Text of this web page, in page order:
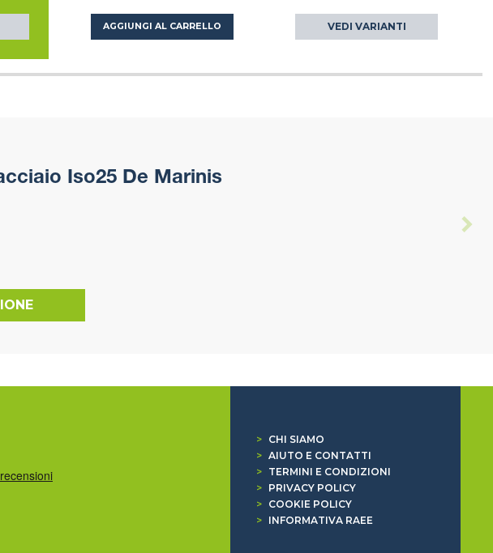
AGGIUNGI AL CARRELLO VEDI VARIANTI
Iso25 De Marinis
>
CHI SIAMO
> AIUTO E CONTATTI
>
TERMINI E CONDIZIONI
>
PRIVACY POLICY
>
COOKIE POLICY
>
INFORMATIVA RAEE